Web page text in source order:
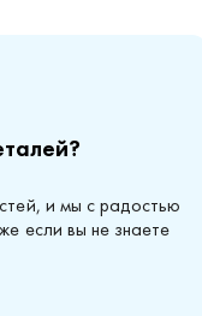
и мы с радостью
если вы не знаете